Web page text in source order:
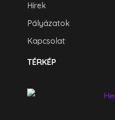
Hírek
Pályázatok
Kapcsolat
TÉRKÉP